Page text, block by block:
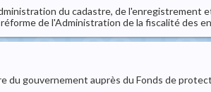
du cadastre, de
de l'Administration de la fiscalité des
du gouvernement auprès du Fonds de